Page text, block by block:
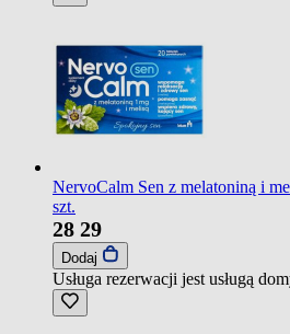
NervoCalm Sen z melatoniną i
szt.
28 29
Dodaj
Usługa rezerwacji jest usługą